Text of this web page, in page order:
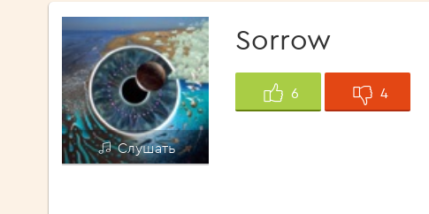
Слушать
Sorrow
6 4